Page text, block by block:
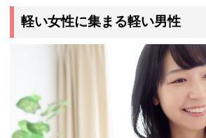
軽い女性に集まる軽い男性